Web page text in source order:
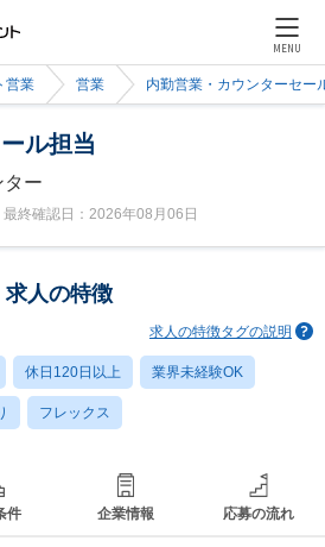
MENU
営業 営業 内勤営業・カウンターセー
ル担当
ー
終確認日：2026年08月06日
求人の特徴
求人の特徴タグの説明
休日120日以上 業界未経験OK
フレックス
件 企業情報 応募の流れ